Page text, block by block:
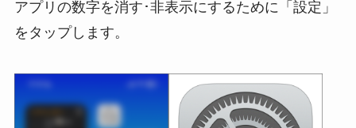
アプリの数字を消す･非表示にするために「設定」
をタップします。